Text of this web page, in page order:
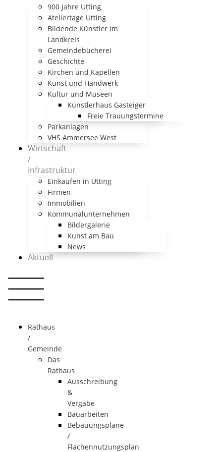
900 Jahre Utting
Ateliertage Utting
Bildende Künstler im
Landkreis
Gemeindebücherei
Geschichte
Kirchen und Kapellen
Kunst und Handwerk
Kultur und Museen
Künstlerhaus Gasteiger
Freie Trauungstermine
Parkanlagen
VHS Ammersee West
Wirtschaft
/
Infrastruktur
Einkaufen in Utting
Firmen
Immobilien
Kommunalunternehmen
Bildergalerie
Kunst am Bau
News
Aktuell
Rathaus
/
Gemeinde
Das
Rathaus
Ausschreibung
&
Vergabe
Bauarbeiten
Bebauungspläne
/
Flächennutzungsplan